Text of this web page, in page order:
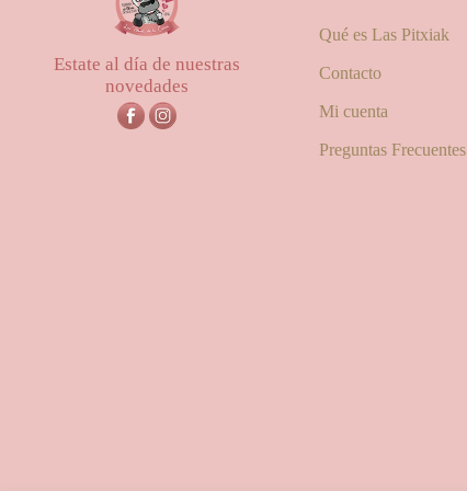
Estate al día de nuestras
novedades
Qué es Las Pitxiak
Contacto
Mi cuenta
Preguntas Frecuentes